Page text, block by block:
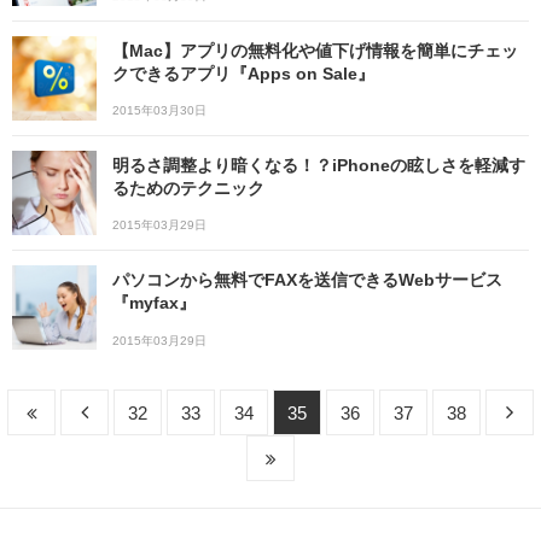
【Mac】アプリの無料化や値下げ情報を簡単にチェッ
クできるアプリ『Apps on Sale』
2015年03月30日
明るさ調整より暗くなる！？iPhoneの眩しさを軽減す
るためのテクニック
2015年03月29日
パソコンから無料でFAXを送信できるWebサービス
『myfax』
2015年03月29日
32 33 34 35 36 37 38